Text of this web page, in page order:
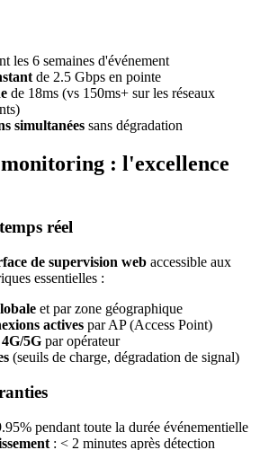
les 6 semaines d'événement
de 2.5 Gbps en pointe
de 18ms (vs 150ms+ sur les réseaux
simultanées sans dégradation
: l'excellence
réel
de supervision web accessible aux
essentielles :
et par zone géographique
actives par AP (Access Point)
5G par opérateur
(seuils de charge, dégradation de signal)
pendant toute la durée événementielle
: < 2 minutes après détection